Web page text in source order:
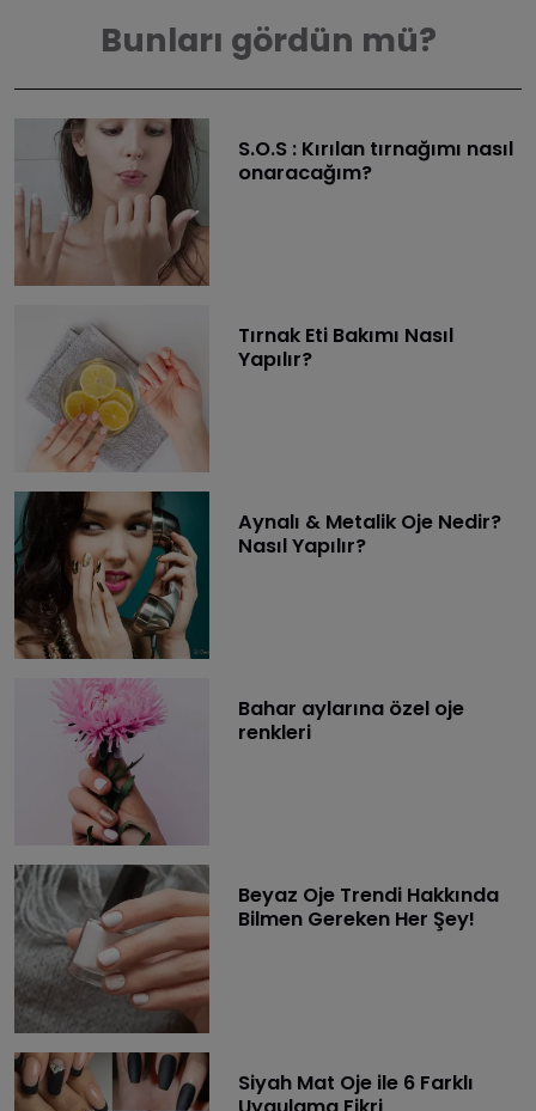
Bunları gördün mü?
S.O.S : Kırılan tırnağımı nasıl
onaracağım?
Tırnak Eti Bakımı Nasıl
Yapılır?
Aynalı & Metalik Oje Nedir?
Nasıl Yapılır?
Bahar aylarına özel oje
renkleri
Beyaz Oje Trendi Hakkında
Bilmen Gereken Her Şey!
Siyah Mat Oje ile 6 Farklı